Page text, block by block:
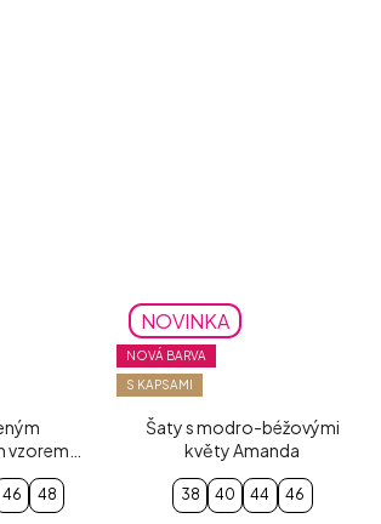
vzorem
46 48
NOVINKA
NOVÁ BARVA
S KAPSAMI
Šaty s modro-béžovými
květy Amanda
38 40 44 46